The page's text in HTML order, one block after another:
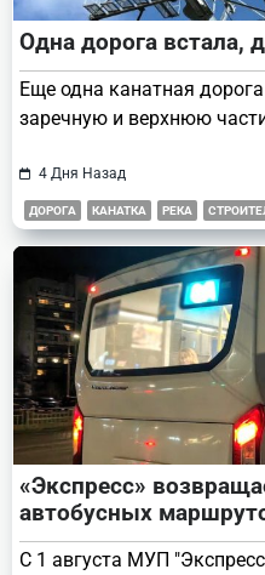
Одна дорога встала,
Еще одна канатная
заречную и верхнюю
4 Дня Назад
ДОРОГА КАНАТКА РЕКА
«Экспресс»
автобусных
С 1 августа МУП